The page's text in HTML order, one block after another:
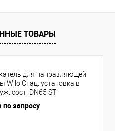
ТОВАРЫ
для направляющей
Wilo Стац. установка в
сост. DN65 ST
по запросу